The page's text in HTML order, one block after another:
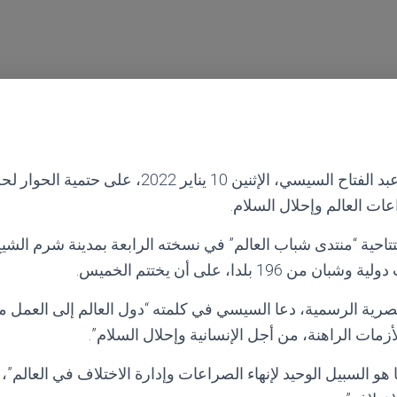
أكد الرئيس المصري عبد الفتاح السيسي، الإثنين 10
العالم وإحلال السلام.
“منتدى شباب العالم” في نسخته الرابعة بمدينة شرم
بلدا، على أن يختتم الخميس.
الرسمية، دعا السيسي في كلمته “دول العالم إلى العمل
الراهنة، من أجل الإنسانية وإحلال السلام”.
هو السبيل الوحيد لإنهاء الصراعات وإدارة الاختلاف في